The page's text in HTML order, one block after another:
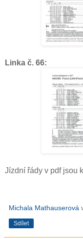
Linka č. 66:
Jízdní řády v pdf jsou
Michala Mathauserová
Sdílet